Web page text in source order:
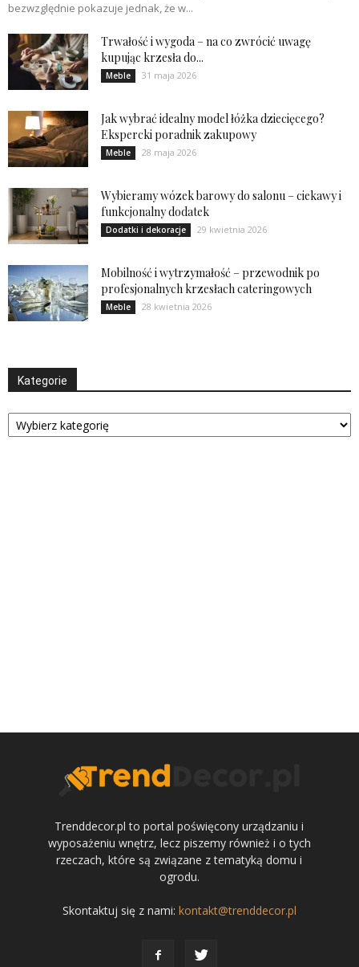
bezwzględnie pokazuje jednak, że w...
Trwałość i wygoda – na co zwrócić uwagę
kupując krzesła do...
Meble 31 maja 2026
Jak wybrać idealny model łóżka dziecięcego?
Ekspercki poradnik zakupowy
Meble 28 maja 2026
Wybieramy wózek barowy do salonu – ciekawy i
funkcjonalny dodatek
Dodatki i dekoracje 29 kwietnia 2026
Mobilność i wytrzymałość – przewodnik po
profesjonalnych krzesłach cateringowych
Meble 28 kwietnia 2026
Kategorie
Kategorie
Trenddecor.pl to portal poświęcony urządzaniu i
wyposażeniu wnętrz, lecz piszemy również i o tych
rzeczach, które są związane z tematyką domu i
ogrodu.
Skontaktuj się z nami: kontakt@trenddecor.pl